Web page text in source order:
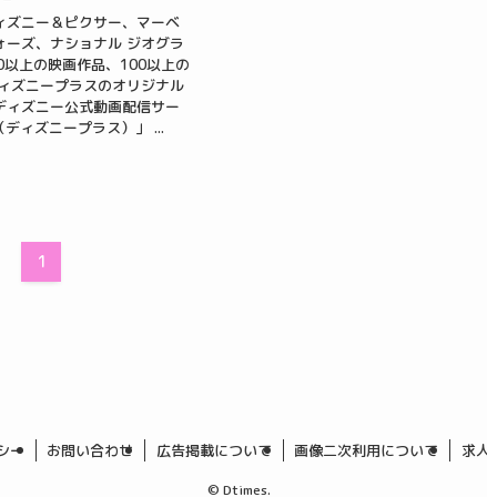
ズニー＆ピクサー、マーベ
ーズ、ナショナル ジオグラ
上の映画作品、100以上の
ズニープラスのオリジナル
ィズニー公式動画配信サー
ィズニープラス）」 ...
1
ー お問い合わせ 広告掲載について 画像二次利用について 求
© Dtimes.